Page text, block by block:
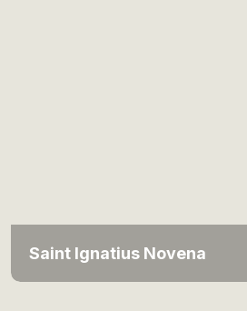
Saint Ignatius Novena